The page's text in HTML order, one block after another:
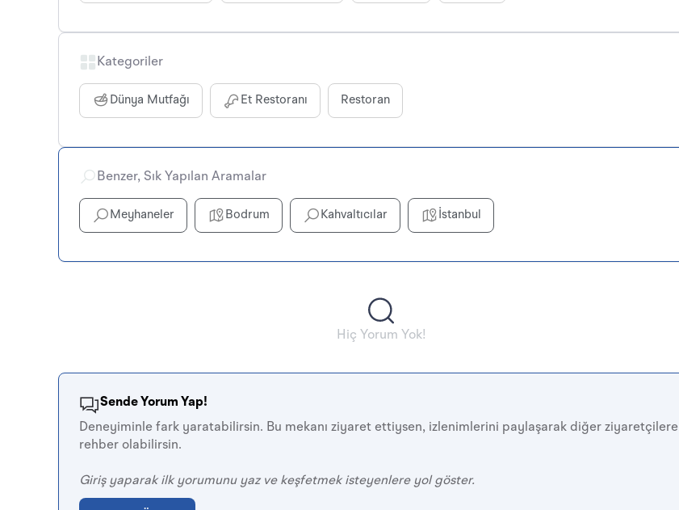
Kategoriler
Dünya Mutfağı Et Restoranı Restoran
Benzer, Sık Yapılan Aramalar
Meyhaneler Bodrum Kahvaltıcılar İstanbul
Hiç Yorum Yok!
Sende Yorum Yap!
Deneyiminle fark yaratabilirsin. Bu mekanı ziyaret ettiysen, izlenimlerini paylaşarak diğer ziyaretçilere
rehber olabilirsin.
Giriş yaparak ilk yorumunu yaz ve keşfetmek isteyenlere yol göster.